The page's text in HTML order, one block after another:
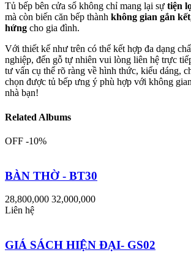
Tủ bếp bên cửa sổ không chỉ mang lại sự tiện
mà còn biến căn bếp thành không gian gắn
hứng cho gia đình.
Với thiết kế như trên có thể kết hợp đa dạng
nghiệp, đến gỗ tự nhiên vui lòng liên hệ trực
tư vấn cụ thể rõ ràng về hình thức, kiểu dáng,
chọn được tủ bếp ưng ý phù hợp với không
nhà bạn!
Related Albums
OFF -10%
BÀN THỜ - BT30
28,800,000 32,000,000
Liên hệ
GIÁ SÁCH HIỆN ĐẠI- GS02